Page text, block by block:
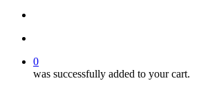
0
was successfully added to your cart.